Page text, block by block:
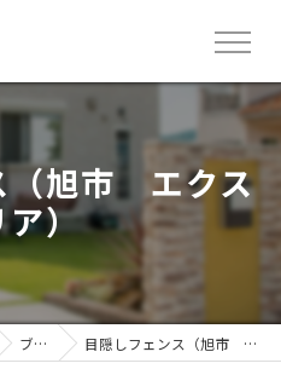
（旭市 エクス
ア）
ブログ 目隠しフェンス（旭市 エクステリア）